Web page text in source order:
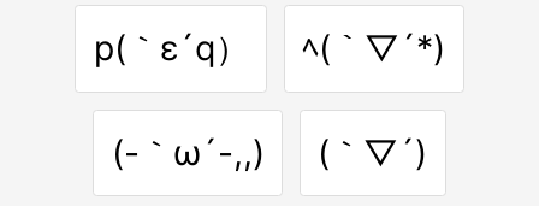
p(｀ε´q） ﾍ(｀▽´*)
(-｀ω´-,,) (｀▽´)